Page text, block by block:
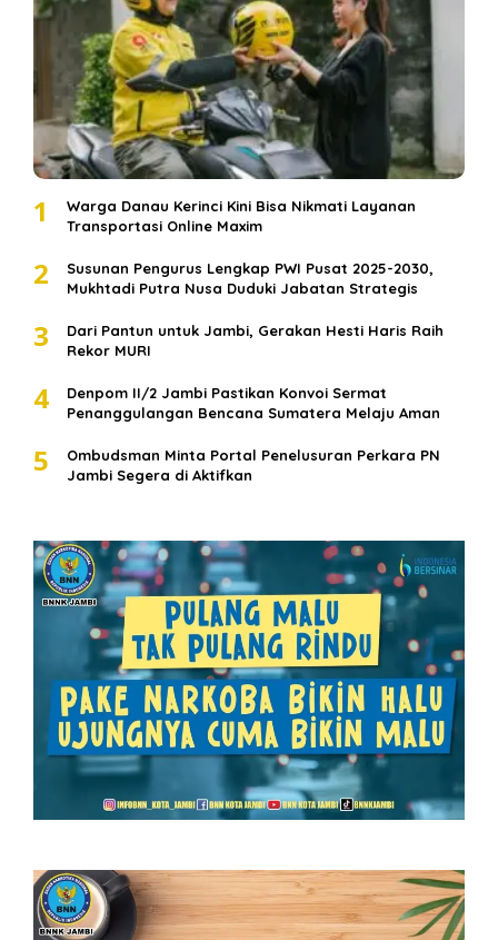
1
Warga Danau Kerinci Kini Bisa Nikmati Layanan
Transportasi Online Maxim
2
Susunan Pengurus Lengkap PWI Pusat 2025-2030,
Mukhtadi Putra Nusa Duduki Jabatan Strategis
3
Dari Pantun untuk Jambi, Gerakan Hesti Haris Raih
Rekor MURI
4
Denpom II/2 Jambi Pastikan Konvoi Sermat
Penanggulangan Bencana Sumatera Melaju Aman
5
Ombudsman Minta Portal Penelusuran Perkara PN
Jambi Segera di Aktifkan